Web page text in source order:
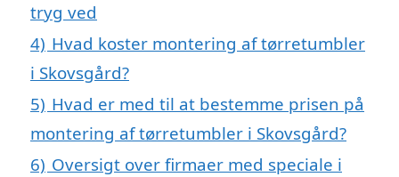
tryg ved
4) Hvad koster montering af tørretumbler
i Skovsgård?
5) Hvad er med til at bestemme prisen på
montering af tørretumbler i Skovsgård?
6) Oversigt over firmaer med speciale i